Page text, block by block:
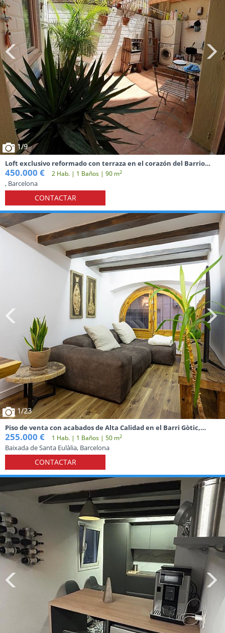
1/9
Loft exclusivo reformado con terraza en el corazón del Barrio
Gótico de Barcelona
450.000 € 2 Hab. | 1 Baños | 90 m2
, Barcelona
CONTACTAR
1/23
Piso de venta con acabados de Alta Calidad en el Barri Gòtic,
Barcelona.
255.000 € 1 Hab. | 1 Baños | 50 m2
Baixada de Santa Eulàlia, Barcelona
CONTACTAR